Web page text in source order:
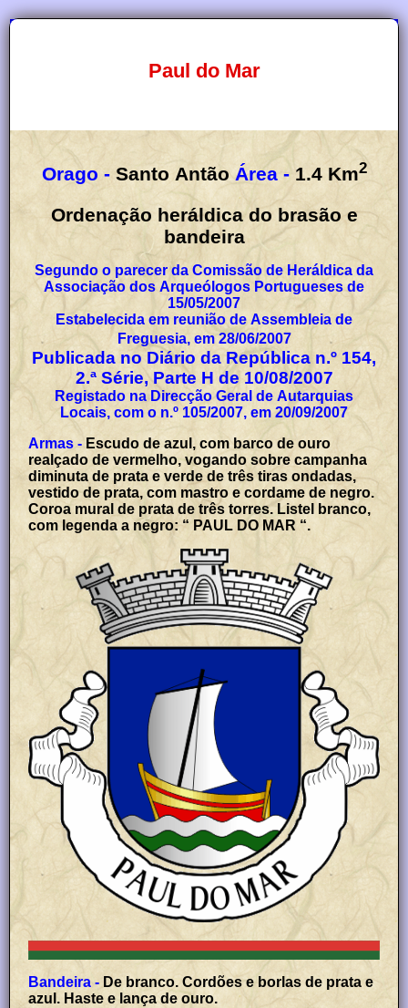
Paul do Mar
Orago - Santo Antão Área - 1.4 Km2
Ordenação heráldica do brasão e
bandeira
Segundo o parecer da Comissão de Heráldica da
Associação dos Arqueólogos Portugueses de
15/05/2007
Estabelecida em reunião de Assembleia de
Freguesia, em 28/06/2007
Publicada no Diário da República n.º 154,
2.ª Série, Parte H de 10/08/2007
Registado na Direcção Geral de Autarquias
Locais, com o n.º 105/2007, em 20/09/2007
Armas - Escudo de azul, com barco de ouro
realçado de vermelho, vogando sobre campanha
diminuta de prata e verde de três tiras ondadas,
vestido de prata, com mastro e cordame de negro.
Coroa mural de prata de três torres. Listel branco,
com legenda a negro: “ PAUL DO MAR “.
Bandeira - De branco. Cordões e borlas de prata e
azul. Haste e lança de ouro.